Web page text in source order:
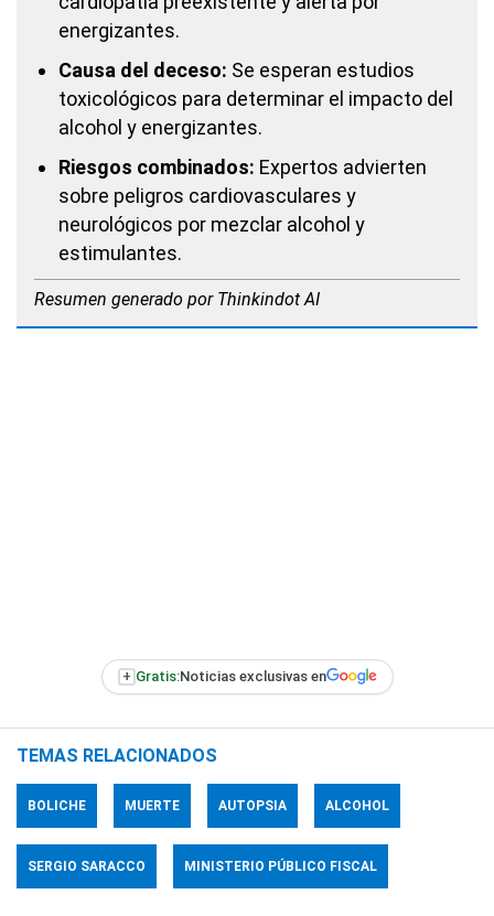
energizantes.
Causa del deceso: Se esperan estudios
toxicológicos para determinar el impacto del
alcohol y energizantes.
Riesgos combinados: Expertos advierten
sobre peligros cardiovasculares y
neurológicos por mezclar alcohol y
estimulantes.
Resumen generado por Thinkindot AI
+ Gratis:Noticias exclusivas en
TEMAS RELACIONADOS
BOLICHE MUERTE AUTOPSIA ALCOHOL
SERGIO SARACCO MINISTERIO PÚBLICO FISCAL